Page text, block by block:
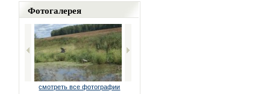
Фотогалерея
смотреть все фотографии